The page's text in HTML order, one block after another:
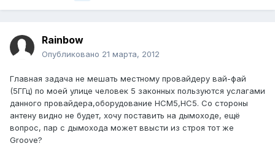
Rainbow
Опубликовано 21 марта, 2012
Главная задача не мешать местному провайдеру вай-фай
(5ГГц) по моей улице человек 5 законных пользуются услагами
данного провайдера,оборудование НСМ5,НС5. Со стороны
антену видно не будет, хочу поставить на дымоходе, ещё
вопрос, пар с дымохода может ввысти из строя тот же
Groove?